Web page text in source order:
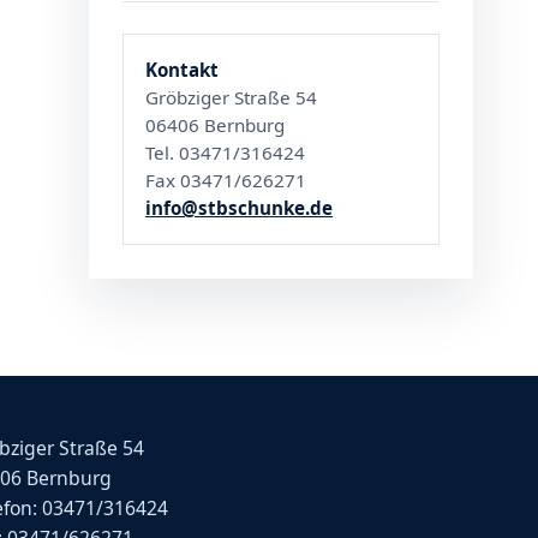
Kontakt
Gröbziger Straße 54
06406 Bernburg
Tel. 03471/316424
Fax 03471/626271
info@stbschunke.de
Straße 54
Bernburg
03471/316424